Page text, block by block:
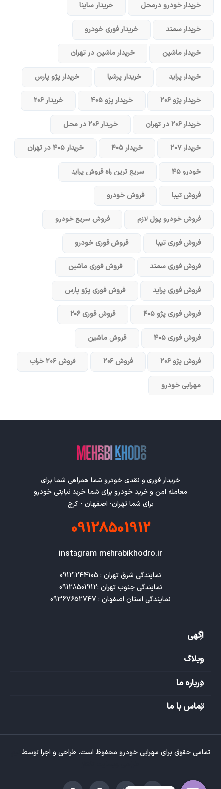
خریدار خودرو در‌محل خریدار ساینا
خریدار سمند خریدار فوری خودرو
خریدار ماشین خریدار ماشین در تهران
خریدار پراید خریدار پرشیا خریدار پژو پارس
خریدار پژو ۲۰۶ خریدار پژو ۴۰۵ خریدار ۲۰۶
خریدار ۲۰۶ در تهران خریدار ۲۰۶ در محل
خریدار ۲۰۷ خریدار ۴۰۵ خریدار ۴۰۵ در تهران
خودرو ۴۵ سریع ترین راه فروش پراید
فروش تیبا فروش خودرو
فروش خودرو پول لازم فروش سریع خودرو
فروش فوری تیبا فروش فوری خودرو
فروش فوری سمند فروش فوری ماشین
فروش فوری پراید فروش فوری پژو پارس
فروش فوری پژو ۴۰۵ فروش فوری ۲۰۶
فروش فوری ۴۰۵ فروش ماشین
فروش پژو ۲۰۶ فروش ۲۰۶ فروش ۲۰۶ خراب
مهرابی خودرو
خریدار فوری و نقدی خودرو شما همراهی شما برای
معامله امن و خرید خودرو برای شما خرید نیابتی خودرو
برای شما تهران- اصفهان - کرج
09128501912
instagram mehrabikhodro.ir
نمایندگی استان اصفهان : 09367652747
اگهی
وبلاگ
درباره ما
تماس با ما
تمامی حقوق برای مهرابی خودرو محفوظ است. طراحی و اجرا توسط